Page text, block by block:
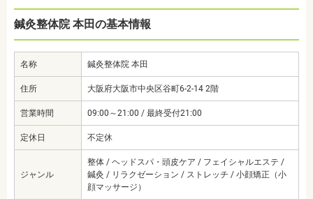
鍼灸整体院 本田の基本情報
名称 鍼灸整体院 本田
住所 大阪府大阪市中央区谷町6-2-14 2階
営業時間 09:00～21:00 / 最終受付21:00
定休日 不定休
ジャンル
整体 / ヘッドスパ・頭皮ケア / フェイシャルエステ /
鍼灸 / リラクゼーション / ストレッチ / 小顔矯正（小
顔マッサージ）